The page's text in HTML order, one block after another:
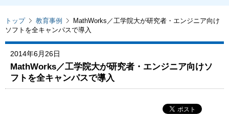
トップ 教育事例
MathWorks／工学院大が研究者・エンジニア向け
ソフトを全キャンパスで導入
2014年6月26日
MathWorks／工学院大が研究者・エンジニア向けソ
フトを全キャンパスで導入